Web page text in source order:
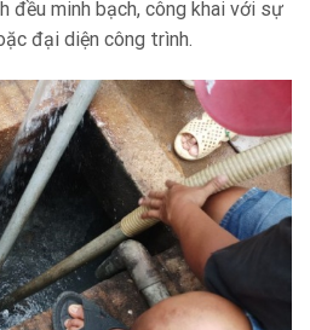
đều minh bạch, công khai với sự
đại diện công trình.